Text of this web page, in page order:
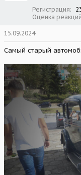
Регистрация
Оценка реакций
15.09.2024
Самый старый